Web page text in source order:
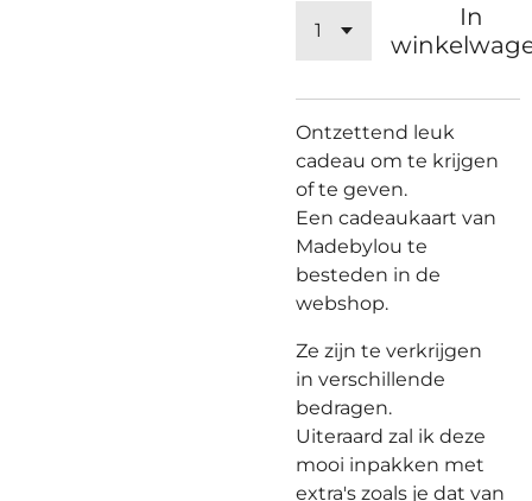
In
Ontzettend leuk
cadeau om te krijgen
of te geven.
Een cadeaukaart van
Madebylou te
besteden in de
webshop.
Ze zijn te verkrijgen
in verschillende
bedragen.
Uiteraard zal ik deze
mooi inpakken met
extra's zoals je dat van